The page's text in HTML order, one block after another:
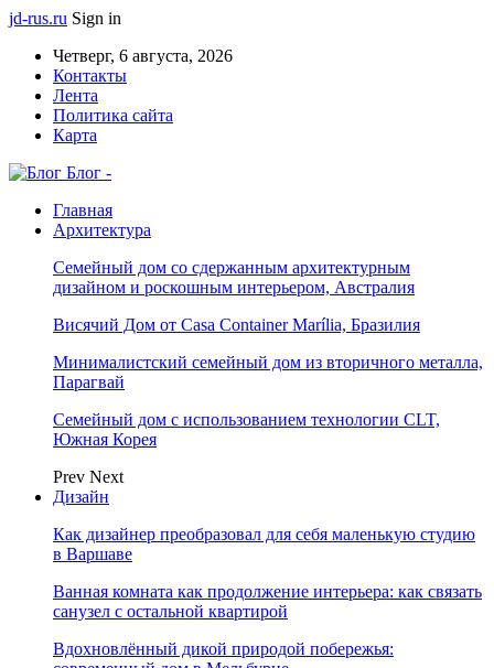
jd-rus.ru Sign in
Четверг, 6 августа, 2026
Контакты
Лента
Политика сайта
Карта
Блог -
Главная
Архитектура
Семейный дом со сдержанным архитектурным
дизайном и роскошным интерьером, Австралия
Висячий Дом от Casa Container Marília, Бразилия
Минималистский семейный дом из вторичного металла,
Парагвай
Семейный дом с использованием технологии CLT,
Южная Корея
Prev Next
Дизайн
Как дизайнер преобразовал для себя маленькую студию
в Варшаве
Ванная комната как продолжение интерьера: как связать
санузел с остальной квартирой
Вдохновлённый дикой природой побережья: